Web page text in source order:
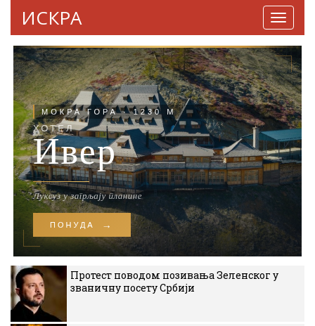
ИСКРА
Протест поводом позивања Зеленског у
званичну посету Србији